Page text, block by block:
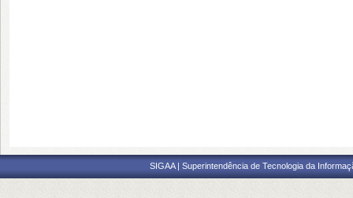
SIGAA | Superintendência de Tecnologia da